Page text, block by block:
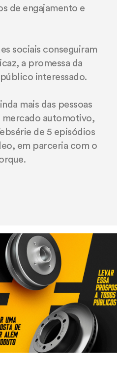
de engajamento e
sociais conseguiram
a promessa da
interessado.
mais das pessoas
mercado automotivo,
de 5 episódios
em parceria com o